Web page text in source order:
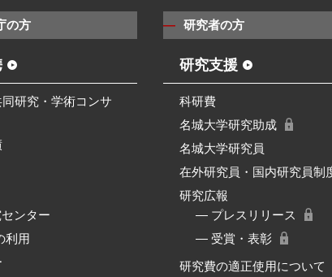
の方
研究・学術コンサ
ンター
利用
研究者の方
研究支援
科研費
名城大学研究助成
名城大学研究員
在外研究員・国内研究員制
研究広報
― プレスリリース
― 受賞・表彰
研究費の適正使用について